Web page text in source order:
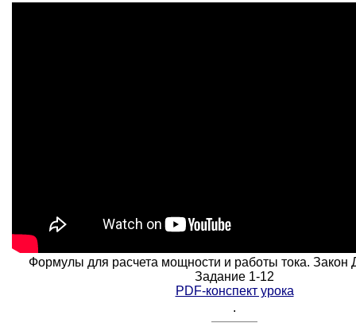
Формулы для расчета мощности и работы тока. Закон
Задание 1-12
PDF-конспект урока
.